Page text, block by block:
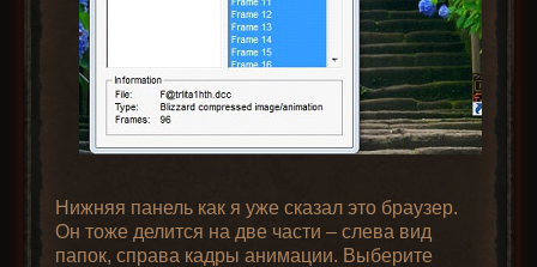
Нижняя панель как я уже сказал это браузер.
Он тоже делится на две части – слева вид
папок, справа кадры анимации. Выберите